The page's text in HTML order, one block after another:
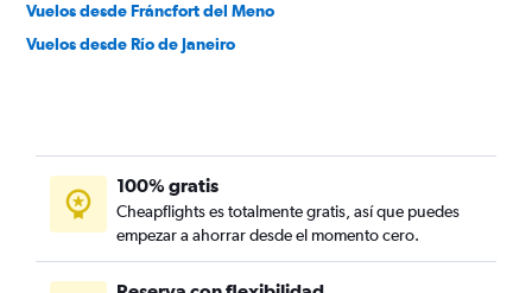
Vuelos desde Fráncfort del Meno
Vuelos desde Río de Janeiro
100% gratis
Cheapflights es totalmente gratis, así que puedes
empezar a ahorrar desde el momento cero.